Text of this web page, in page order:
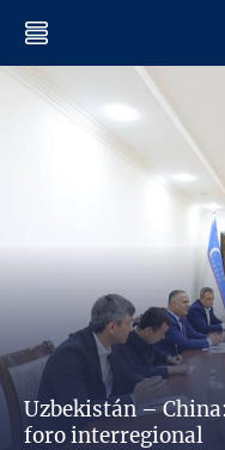
Uzbekistán –
foro interregional